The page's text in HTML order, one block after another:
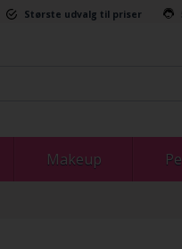
Største udvalg til priser
Makeup